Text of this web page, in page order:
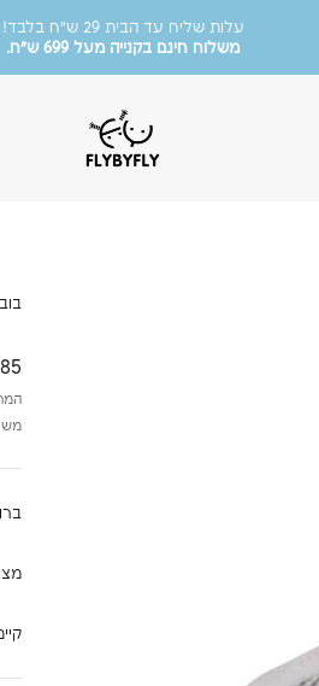
אנו משתמשים בקבצי קוקיז לשיפור חווית
המשך שימוש באתר מהווה הסכמה לתנאים
מוזמנות להציץ בקטגוריית הסייל שלנו!
FlyByFly
85 ₪
קיים